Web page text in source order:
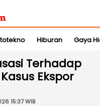
Hiburan Gaya
Terhadap
Ekspor
15:37 WIB